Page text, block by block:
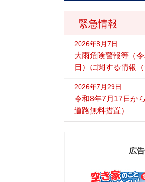
緊急情報
2026年8月7日
大雨危険警報等（
日）に関する情報（
2026年7月29日
令和8年7月17日か
道路無料措置）
広告